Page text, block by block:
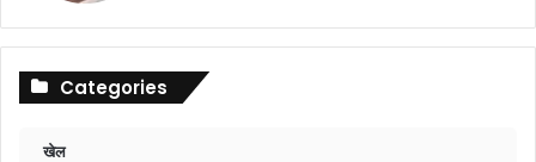
Categories
खेल